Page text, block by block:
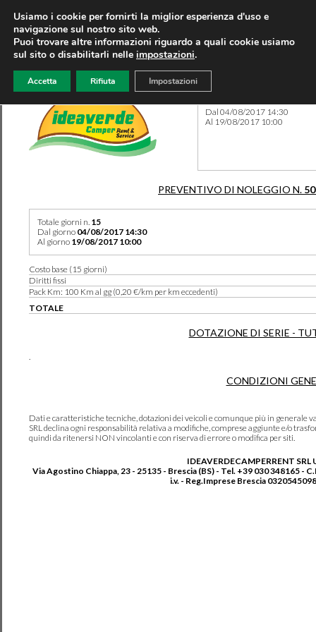
Dal 04/08/2017 14:30
Al 19/08/2017 10:00
PREVENTIVO DI NOLEGGIO N.
Totale giorni n. 15
Dal giorno 04/08/2017 14:30
Al giorno 19/08/2017 10:00
Costo base (15 giorni)
Diritti fissi
Pack Km: 100 Km al gg (0,20 €/km per km eccedenti)
TOTALE
DOTAZIONE DI SERIE -
.
CONDIZIONI
Dati e caratteristiche tecniche, dotazioni dei veicoli e comunque più in generale
SRL declina ogni responsabilità relativa a modifiche, comprese aggiunte e/o
quindi da ritenersi NON vincolanti e con riserva di errore o modifica per siti.
IDEAVERDECAMPERRENT SRL
Via Agostino Chiappa, 23 - 25135 - Brescia (BS) - Tel. +39 030 348165 -
i.v. - Reg.Imprese Brescia
Usiamo i cookie per fornirti la miglior esperienza d'uso e
navigazione sul nostro sito web.
Puoi trovare altre informazioni riguardo a quali cookie usiamo
sul sito o disabilitarli nelle impostazioni.
Accetta Rifiuta Impostazioni